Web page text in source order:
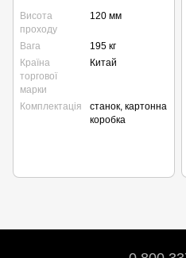
Висота
проходу
120 мм
Вага
195 кг
Країна
торгової
марки
Китай
Комплектація
станок, картонна
коробка